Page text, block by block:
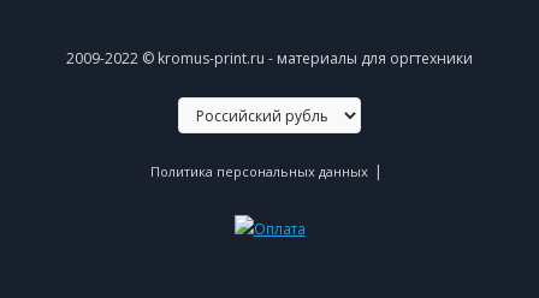
2009-2022 © kromus-print.ru - материалы для оргтехники
Политика персональных данных |